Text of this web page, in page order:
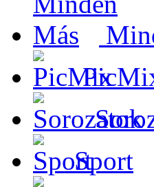
Sport